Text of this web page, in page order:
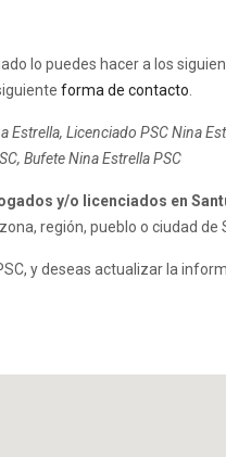
lo puedes hacer a los
forma de contacto
Estrella, Licenciado PSC Nina
Bufete Nina Estrella PSC
y/o licenciados en
región, pueblo o ciudad de
y deseas actualizar la